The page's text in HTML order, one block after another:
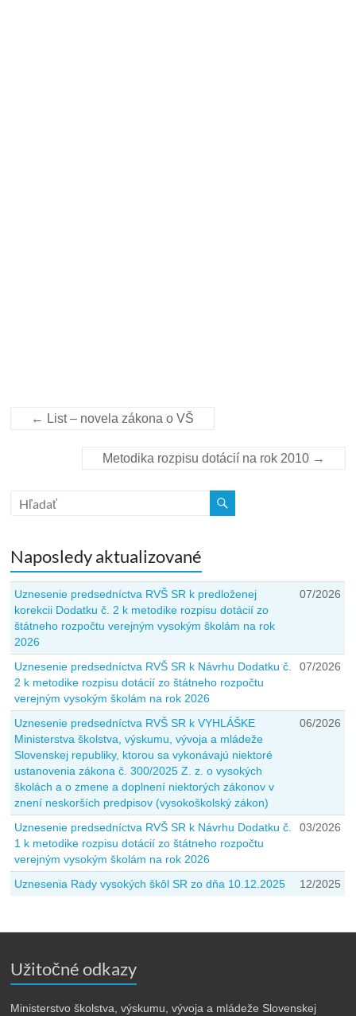
← List – novela zákona o VŠ
Metodika rozpisu dotácií na rok 2010 →
Naposledy aktualizované
Uznesenie predsedníctva RVŠ SR k predloženej
korekcii Dodatku č. 2 k metodike rozpisu dotácií zo
štátneho rozpočtu verejným vysokým školám na rok
2026
07/2026
Uznesenie predsedníctva RVŠ SR k Návrhu Dodatku č.
2 k metodike rozpisu dotácií zo štátneho rozpočtu
verejným vysokým školám na rok 2026
07/2026
Uznesenie predsedníctva RVŠ SR k VYHLÁŠKE
Ministerstva školstva, výskumu, vývoja a mládeže
Slovenskej republiky, ktorou sa vykonávajú niektoré
ustanovenia zákona č. 300/2025 Z. z. o vysokých
školách a o zmene a doplnení niektorých zákonov v
znení neskorších predpisov (vysokoškolský zákon)
06/2026
Uznesenie predsedníctva RVŠ SR k Návrhu Dodatku č.
1 k metodike rozpisu dotácií zo štátneho rozpočtu
verejným vysokým školám na rok 2026
03/2026
Uznesenia Rady vysokých škôl SR zo dňa 10.12.2025 12/2025
Užitočné odkazy
Ministerstvo školstva, výskumu, vývoja a mládeže Slovenskej